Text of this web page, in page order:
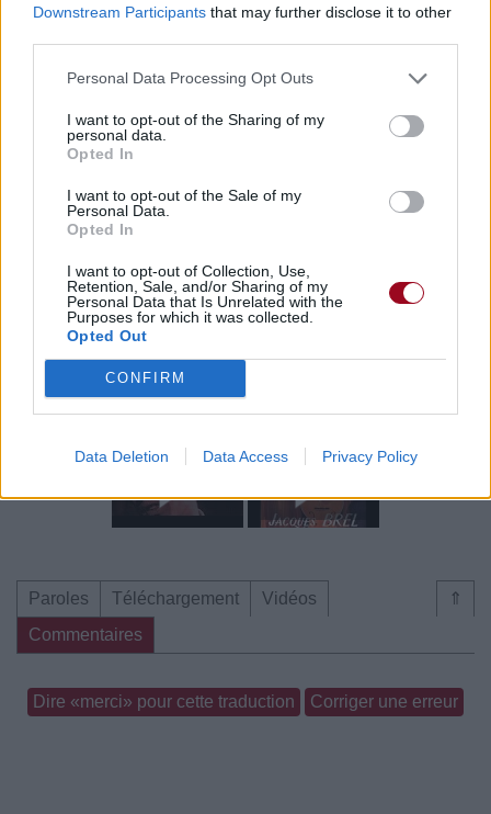
Downstream Participants that may further disclose it to other
Personal Data Processing Opt Outs
I want to opt-out of the Sharing of my
personal data.
Opted In
I want to opt-out of the Sale of my
Personal Data.
Opted In
I want to opt-out of Collection, Use,
Retention, Sale, and/or Sharing of my
Personal Data that Is Unrelated with the
Purposes for which it was collected.
Opted Out
CONFIRM
Data Deletion Data Access Privacy Policy
Télécharger légalement les MP3 ou trouver le CD sur
Trouver un instrument de musique ou une partition au
meilleur prix sur
Commentaires
Voir la vidéo de «L'aventure »
Clip vidéo
⇑
Paroles Téléchargement
Vidéos
Commentaires
Dire «merci» pour cette traduction Corriger une erreur